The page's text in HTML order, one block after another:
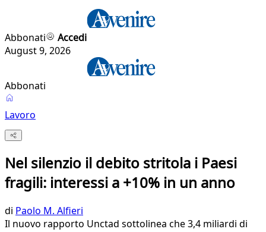
Abbonati
Accedi
August 9, 2026
Abbonati
Lavoro
Nel silenzio il debito stritola i Paesi
fragili: interessi a +10% in un anno
di Paolo M. Alfieri
Il nuovo rapporto Unctad sottolinea che 3,4 miliardi di